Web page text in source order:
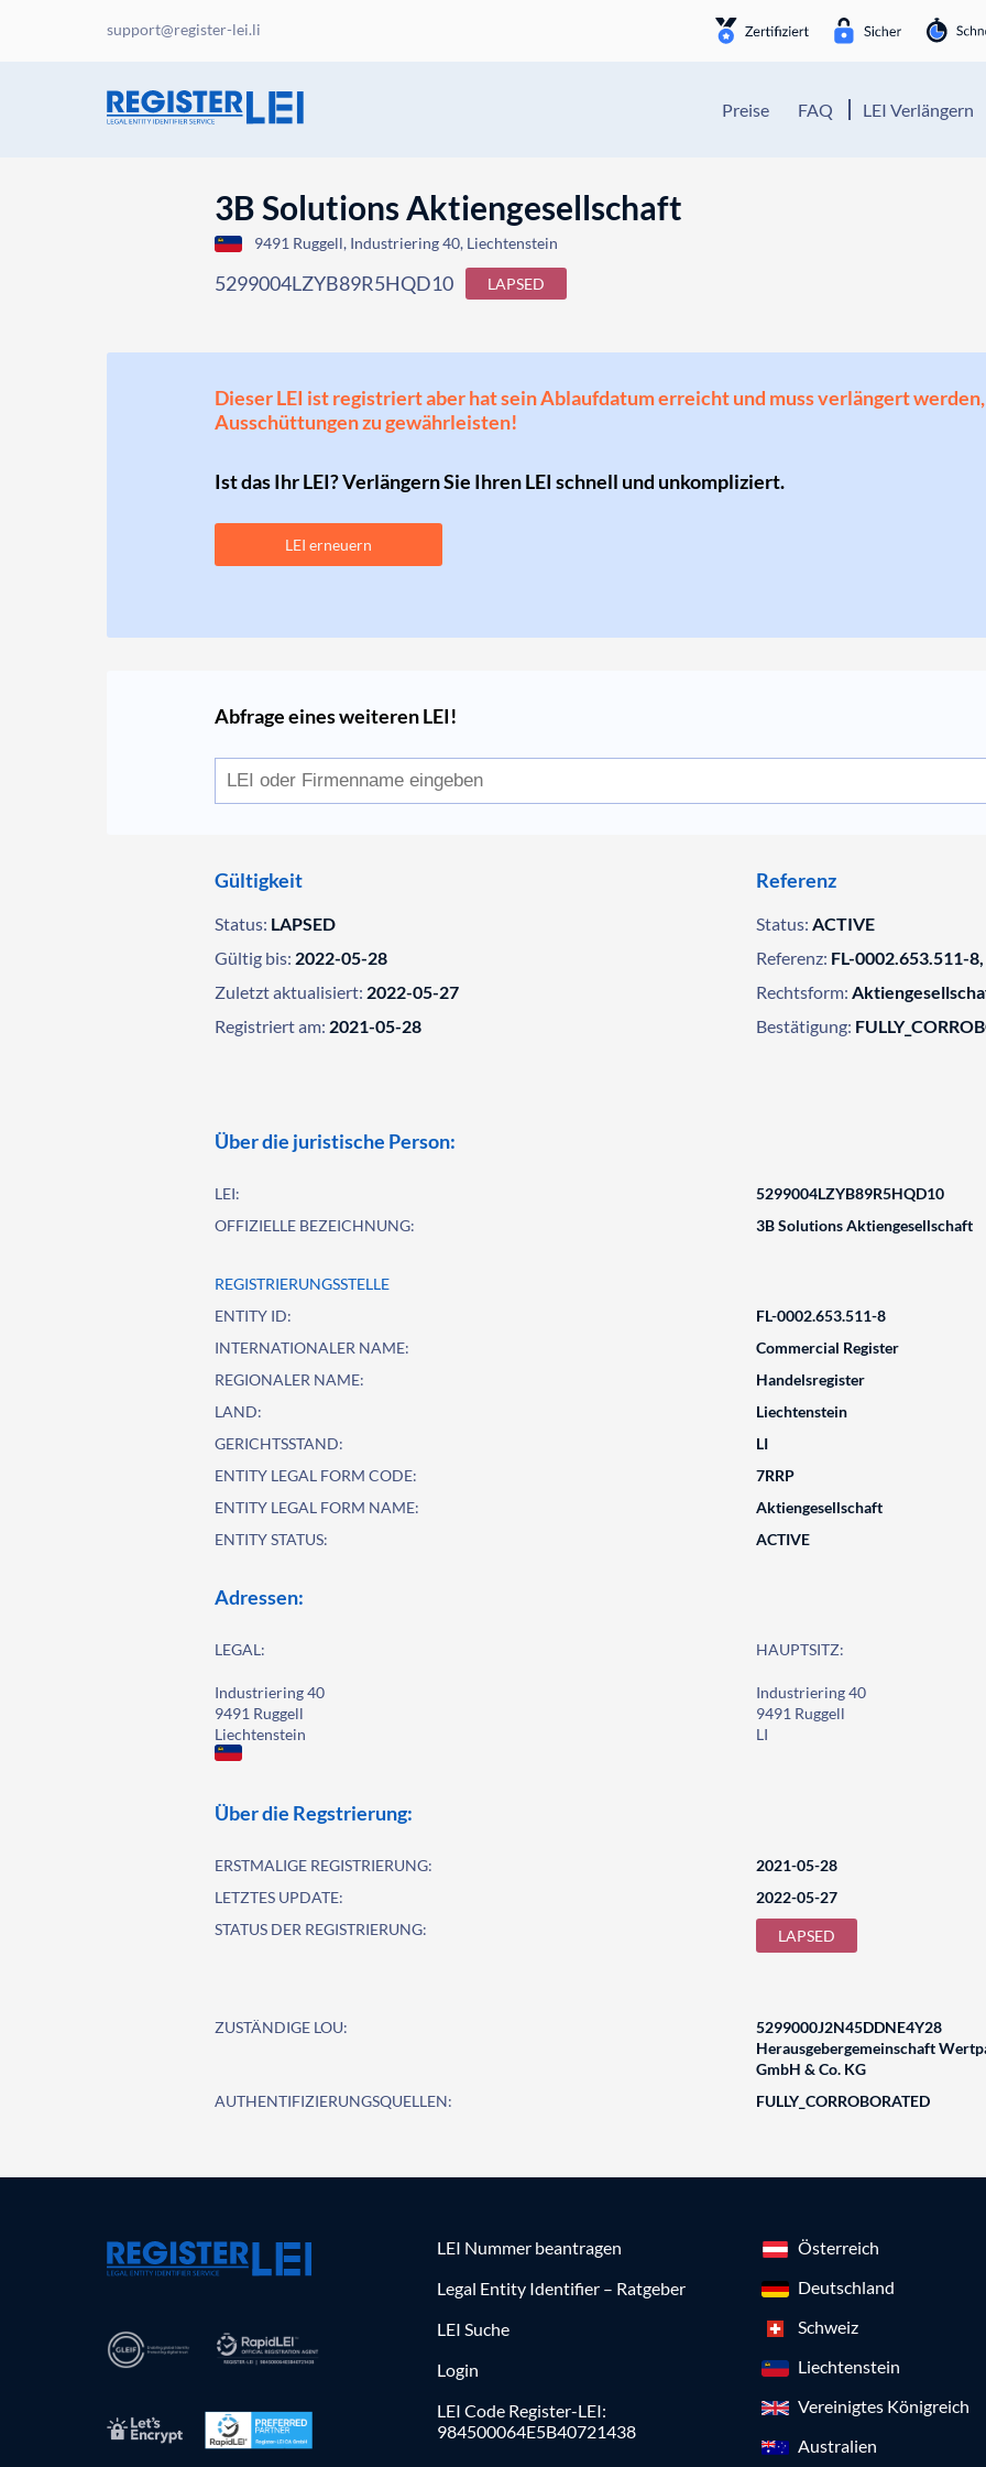
support@register-lei.li
Preise FAQ LEI Verlängern
3B Solutions Aktiengesellschaft
9491 Ruggell, Industriering 40, Liechtenstein
5299004LZYB89R5HQD10 LAPSED
Dieser LEI ist registriert aber hat sein Ablaufdatum erreicht und muss verlängert
Ausschüttungen zu gewährleisten!
Ist das Ihr LEI? Verlängern Sie Ihren LEI schnell und unkompliziert.
LEI erneuern
Abfrage eines weiteren LEI!
Gültigkeit
Status: LAPSED
Gültig bis: 2022-05-28
Zuletzt aktualisiert: 2022-05-27
Registriert am: 2021-05-28
Referenz
Status: ACTIVE
Referenz: FL-0002.653.511-
Rechtsform:
Bestätigung:
Über die juristische Person:
LEI:
5299004LZYB89R5HQD10
OFFIZIELLE BEZEICHNUNG:
3B Solutions Aktiengesellschaft
REGISTRIERUNGSSTELLE
ENTITY ID:
FL-0002.653.511-8
INTERNATIONALER NAME:
Commercial Register
REGIONALER NAME:
Handelsregister
LAND:
Liechtenstein
GERICHTSSTAND:
LI
ENTITY LEGAL FORM CODE:
7RRP
ENTITY LEGAL FORM NAME:
Aktiengesellschaft
ENTITY STATUS:
ACTIVE
Adressen:
LEGAL:
Industriering 40
9491 Ruggell
Liechtenstein
HAUPTSITZ:
Industriering 40
9491 Ruggell
LI
Über die Regstrierung:
ERSTMALIGE REGISTRIERUNG:
2021-05-28
LETZTES UPDATE:
2022-05-27
STATUS DER REGISTRIERUNG:
LAPSED
ZUSTÄNDIGE LOU:
5299000J2N45DDNE4Y28
Herausgebergemeinschaft
GmbH & Co. KG
AUTHENTIFIZIERUNGSQUELLEN:
FULLY_CORROBORATED
LEI Nummer beantragen
Legal Entity Identifier – Ratgeber
LEI Suche
Login
LEI Code Register-LEI:
984500064E5B40721438
Österreich
Deutschland
Schweiz
Liechtenstein
Vereinigtes Königreich
Australien